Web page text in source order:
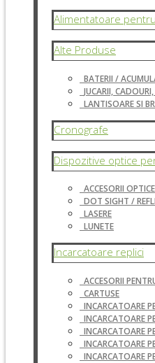
Alimentatoare
Alte Produse
BATERII /
JUCARII,
LANTISOARE SI
Cronografe
Dispozitive optice
ACCESORII OPTICE
DOT SIGHT /
LASERE
LUNETE
Incarcatoare replici
ACCESORII
CARTUSE
INCARCATOARE
INCARCATOARE
INCARCATOARE
INCARCATOARE
INCARCATOARE